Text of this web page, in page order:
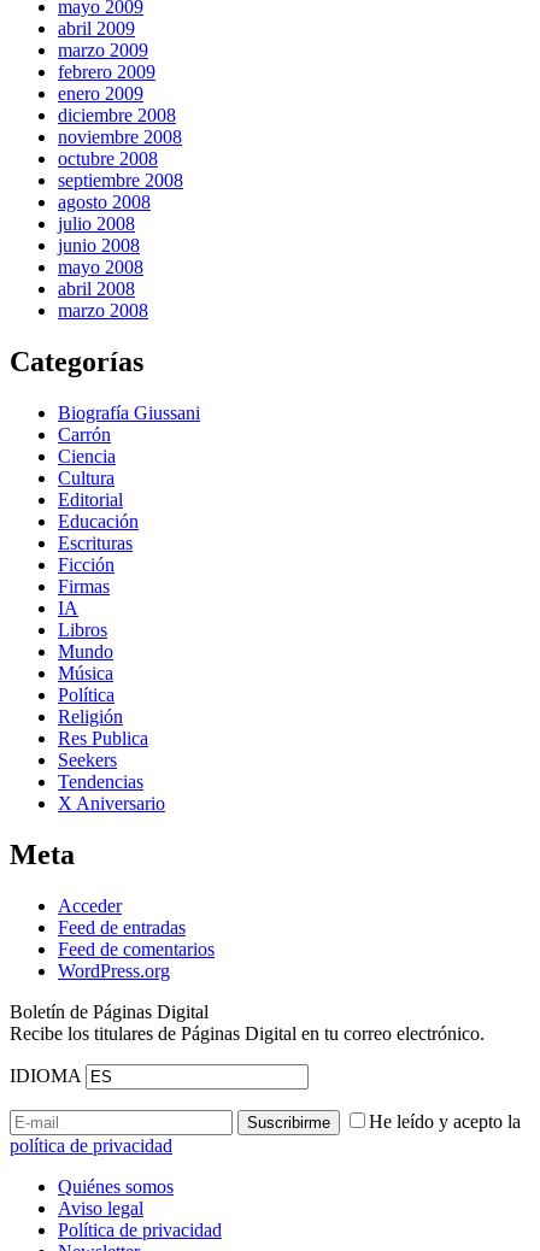
mayo 2009
abril 2009
marzo 2009
febrero 2009
enero 2009
diciembre 2008
noviembre 2008
octubre 2008
septiembre 2008
agosto 2008
julio 2008
junio 2008
mayo 2008
abril 2008
marzo 2008
Categorías
Biografía Giussani
Carrón
Ciencia
Cultura
Editorial
Educación
Escrituras
Ficción
Firmas
IA
Libros
Mundo
Música
Política
Religión
Res Publica
Seekers
Tendencias
X Aniversario
Meta
Acceder
Feed de entradas
Feed de comentarios
WordPress.org
Boletín de Páginas Digital
Recibe los titulares de Páginas Digital en tu correo electrónico.
IDIOMA
He leído y acepto la
política de privacidad
Quiénes somos
Aviso legal
Política de privacidad